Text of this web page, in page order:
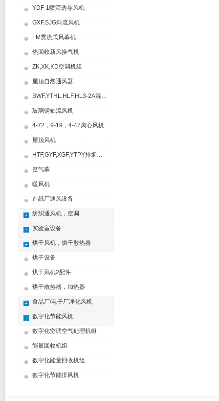
YDF-1喷流诱导风机
GXF,SJG斜流风机
FM贯流式风幕机
热回收新风换气机
ZK,XK,KD空调机组
屋顶自然通风器
SWF,YTHL,HLF,HL3-2A混流风机
玻璃钢轴流风机
4-72，9-19，4-47离心风机
屋顶风机
HTF,GYF,XGF,YTPY排烟风机
空气幕
暖风机
造纸厂通风设备
纺织通风机，空调
实验室设备
烘干风机，烘干散热器
烘干设备
烘干风机2配件
烘干散热器，加热器
食品厂/电子厂净化风机
数字化节能风机
数字化空调空气处理机组
能量回收机组
数字化能量回收机组
数字化节能排风机